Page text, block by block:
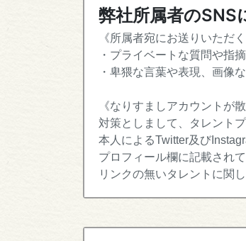
弊社所属者のSNS
《所属者宛にお送りいただ
・プライベートな質問や指
・卑猥な言葉や表現、画像
《なりすましアカウントが
対策としまして、タレント
本人によるTwitter及び
プロフィール欄に記載され
リンクの無いタレントに関